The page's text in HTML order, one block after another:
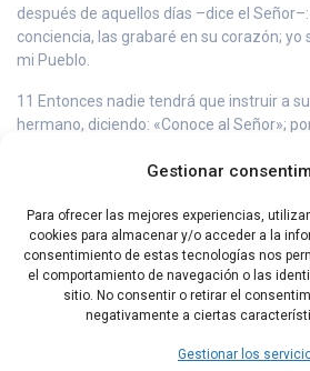
Gestionar
Para ofrecer las mejores experiencias,
cookies para almacenar y/o acceder a la
consentimiento de estas tecnologías nos
el comportamiento de navegación o las
sitio. No consentir o retirar el
negativamente a ciertas
Gestionar los
después de aquellos días –dice el
conciencia, las grabaré en su corazón; yo
mi Pueblo.
11 Entonces nadie tendrá que instruir a
hermano, diciendo: «Conoce al Señor»;
sus pecados».
13 Al hablar de una Nueva Alianza, Dios
primera, y lo que es viejo y anticuado
Capítulo Anterior